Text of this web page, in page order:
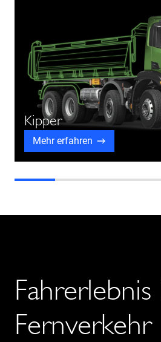
Kipper
Mehr erfahren
Fahrerlebnis
Fernverkehr